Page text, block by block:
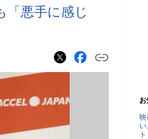
「悪手に感じ
映
ト